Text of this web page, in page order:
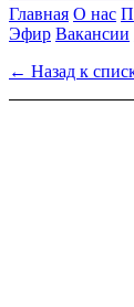
Главная О нас
Эфир Вакансии
← Назад к